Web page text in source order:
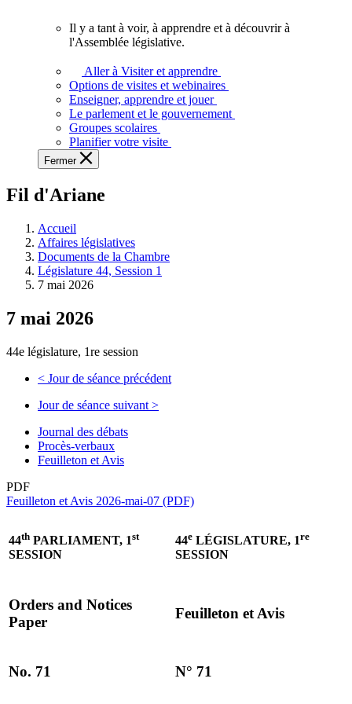
voir,
apprendre
et
à
à
législative.
Il y a tant à voir, à apprendre et à découvrir à
l'Assemblée législative.
Aller à Visiter et apprendre
Options de visites et webinaires
Enseigner, apprendre et jouer
Le parlement et le gouvernement
Groupes scolaires
Planifier votre visite
Fermer
Fil d'Ariane
Accueil
Affaires législatives
Documents de la Chambre
Législature 44, Session 1
7 mai 2026
7 mai 2026
44e législature, 1re session
< Jour de séance précédent
Jour de séance suivant >
Journal des débats
Procès-verbaux
Feuilleton et Avis
PDF
Feuilleton et Avis 2026-mai-07 (PDF)
44th PARLIAMENT, 1st
SESSION
44e LÉGISLATURE, 1re
SESSION
Orders and Notices
Paper
Feuilleton et Avis
No. 71 N° 71